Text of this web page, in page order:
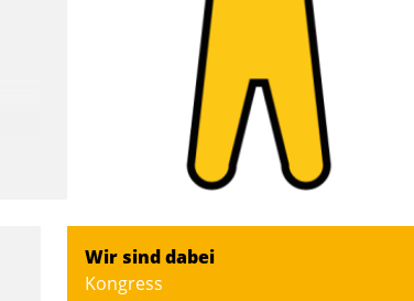
Wir sind dabei
Kongress